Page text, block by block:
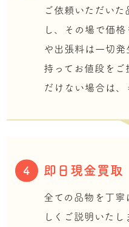
ご依頼いただい
し、その場で価
や出張料は一切発
持ってお値段をご
だけない場合は、
4 即日現金買取
全ての品物を丁寧
しくご説明いた